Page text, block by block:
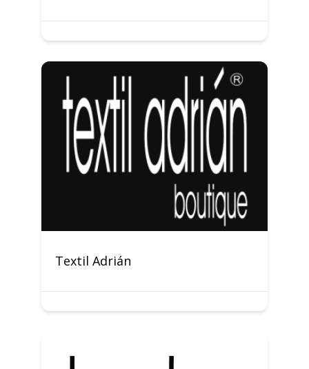
Textil Adrián